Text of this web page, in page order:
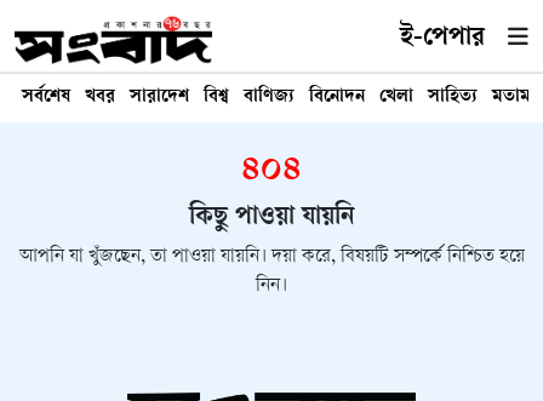
ই-পেপার
সর্বশেষ খবর সারাদেশ বিশ্ব বাণিজ্য বিনোদন খেলা সাহিত্য মতামত
৪০৪
কিছু পাওয়া যায়নি
আপনি যা খুঁজছেন, তা পাওয়া যায়নি। দয়া করে, বিষয়টি সম্পর্কে নিশ্চিত হয়ে
নিন।